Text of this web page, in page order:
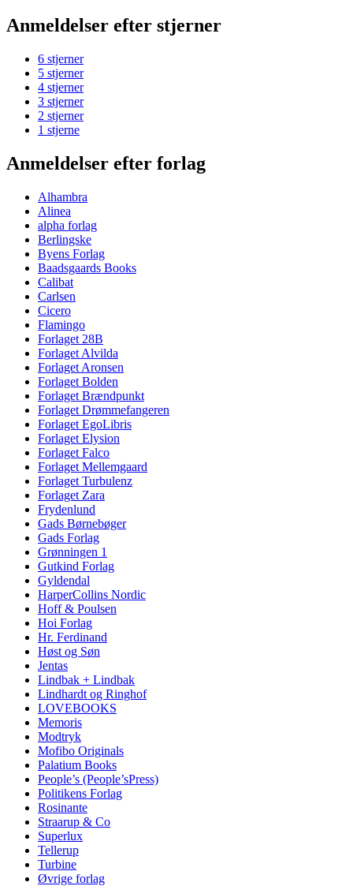
Anmeldelser efter stjerner
6 stjerner
5 stjerner
4 stjerner
3 stjerner
2 stjerner
1 stjerne
Anmeldelser efter forlag
Alhambra
Alinea
alpha forlag
Berlingske
Byens Forlag
Baadsgaards Books
Calibat
Carlsen
Cicero
Flamingo
Forlaget 28B
Forlaget Alvilda
Forlaget Aronsen
Forlaget Bolden
Forlaget Brændpunkt
Forlaget Drømmefangeren
Forlaget EgoLibris
Forlaget Elysion
Forlaget Falco
Forlaget Mellemgaard
Forlaget Turbulenz
Forlaget Zara
Frydenlund
Gads Børnebøger
Gads Forlag
Grønningen 1
Gutkind Forlag
Gyldendal
HarperCollins Nordic
Hoff & Poulsen
Hoi Forlag
Hr. Ferdinand
Høst og Søn
Jentas
Lindbak + Lindbak
Lindhardt og Ringhof
LOVEBOOKS
Memoris
Modtryk
Mofibo Originals
Palatium Books
People’s (People’sPress)
Politikens Forlag
Rosinante
Straarup & Co
Superlux
Tellerup
Turbine
Øvrige forlag